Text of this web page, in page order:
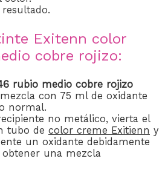
Exitenn color
cobre rojizo:
rubio medio cobre rojizo
con 75 ml de oxidante
normal.
no metálico, vierta el
tubo de color creme Exitienn y
un oxidante debidamente
una mezcla